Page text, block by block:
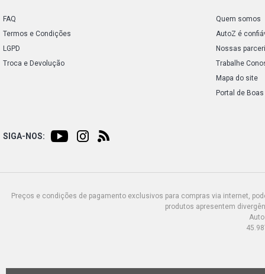
FAQ
Termos e Condições
LGPD
Troca e Devolução
Quem somos
AutoZ é
Nossas
Trabalhe
Mapa do site
Portal de
SIGA-NOS:
Preços e condições de pagamento exclusivos para compras via internet,
produtos apresentem